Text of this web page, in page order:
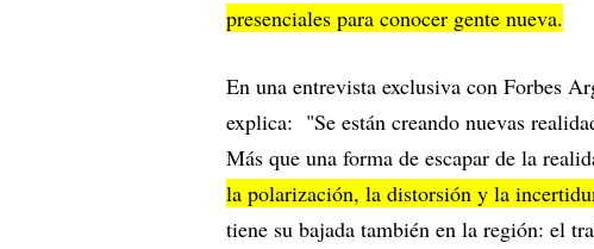
presenciales para conocer gente nueva.
En una entrevista exclusiva con Forbes
explica: "Se están creando nuevas
Más que una forma de escapar de la
la polarización, la distorsión y la
tiene su bajada también en la región: el